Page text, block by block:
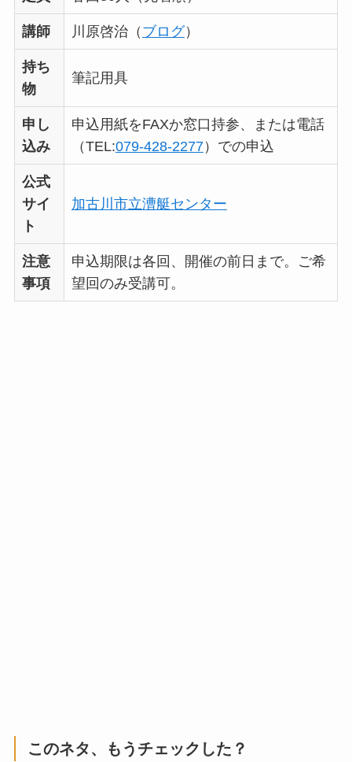
講師 川原啓治（ ブログ）
持ち
物
筆記用具
申し
込み
申込用紙をFAXか窓口持参、または電話
（TEL:079-428-2277）での申込
公式
サイ
ト
加古川市立漕艇センター
注意
事項
申込期限は各回、開催の前日まで。ご希
望回のみ受講可。
このネタ、もうチェックした？